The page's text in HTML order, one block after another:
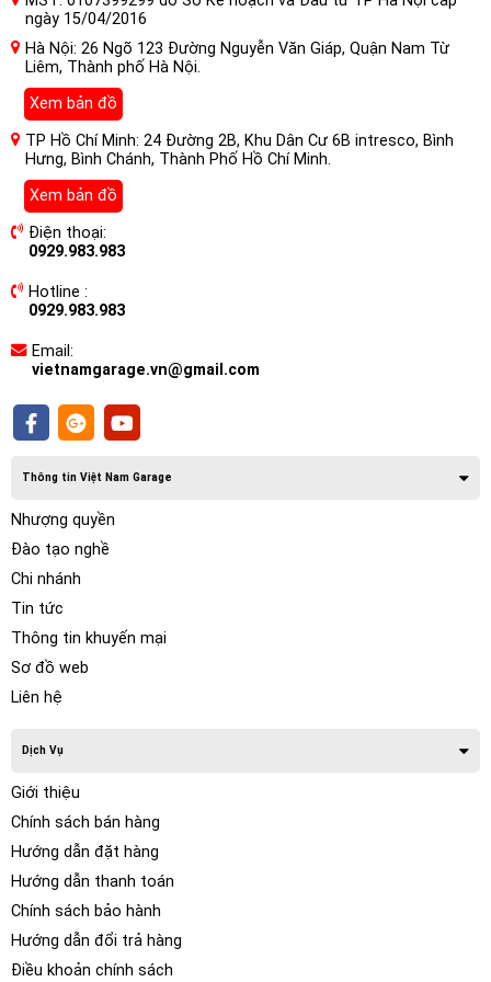
Nguyên lý hoạt động của Camera 360
Owin Plus Xem Video Online Cho Xe
Lexus GX470
Xe bắt đầu khởi động cũng là lúc camera 360 độ bắt đầu
vận hành, như vậy bạn hoàn toàn nắm bắt được tình hình
Hệ thống 4 camera xung quanh xe ghi lại hình ảnh, và ngay
lập tức công nghệ ghép hình kỹ thuật số tiên tiến nhất được
cái nhìn bao quát toàn cảnh từ trên cao, chúng được hiển thị
trên màn hình DVD của xe.
ngày 15/04/2016
Hà Nội: 26 Ngõ 123 Đường Nguyễn Văn Giáp, Quận Nam Từ
Liêm, Thành phố Hà Nội.
Xem bản đồ
TP Hồ Chí Minh: 24 Đường 2B, Khu Dân Cư 6B intresco, Bình
Hưng, Bình Chánh, Thành Phố Hồ Chí Minh.
Xem bản đồ
Điện thoại:
0929.983.983
Hotline :
0929.983.983
Email:
vietnamgarage.vn@gmail.com
Thông tin Việt Nam Garage
Nhượng quyền
Đào tạo nghề
Chi nhánh
Tin tức
Thông tin khuyến mại
Sơ đồ web
Liên hệ
Dịch Vụ
Giới thiệu
Chính sách bán hàng
Hướng dẫn đặt hàng
Hướng dẫn thanh toán
Chính sách bảo hành
Hướng dẫn đổi trả hàng
Điều khoản chính sách